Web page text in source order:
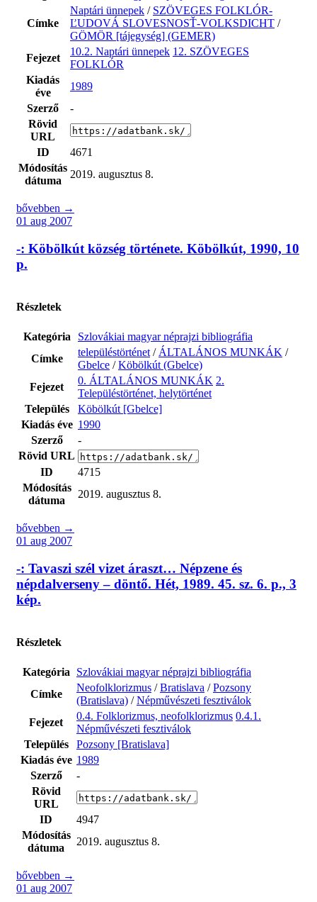
Címke
Naptári ünnepek / SZÖVEGES FOLKLÓR-
ĽUDOVÁ SLOVESNOSŤ-VOLKSDICHT /
GÖMÖR [tájegység] (GEMER)
Fejezet
10.2. Naptári ünnepek 12. SZÖVEGES
FOLKLÓR
Kiadás
éve
1989
Szerző
-
Rövid
URL
ID
4671
Módosítás
dátuma
2019. augusztus 8.
bővebben →
01 aug 2007
-: Köbölkút község története. Köbölkút, 1990, 10
p.
Részletek
Kategória
Szlovákiai magyar néprajzi bibliográfia
Címke
településtörténet/ÁLTALÁNOS MUNKÁK /
Gbelce /Köbölkút (Gbelce)
Fejezet
0. ÁLTALÁNOS MUNKÁK 2.
Településtörténet, helytörténet
Település
Köbölkút [Gbelce]
Kiadás éve 1990
Szerző
-
Rövid URL
ID
4715
Módosítás
dátuma
2019. augusztus 8.
bővebben →
01 aug 2007
-: Tavaszi szél vizet áraszt… Népzene és
népdalverseny – döntő. Hét, 1989. 45. sz. 6. p., 3
kép.
Részletek
Kategória
Szlovákiai magyar néprajzi bibliográfia
Címke
Neofolklorizmus /Bratislava /Pozsony
(Bratislava) /Népművészeti fesztiválok
Fejezet
0.4. Folklorizmus, neofolklorizmus 0.4.1.
Népművészeti fesztiválok
Település
Pozsony [Bratislava]
Kiadás éve 1989
Szerző
-
Rövid
URL
ID
4947
Módosítás
dátuma
2019. augusztus 8.
bővebben →
01 aug 2007